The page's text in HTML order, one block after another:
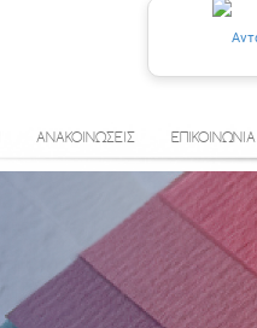
ΑΝΑΚΟΙΝΩΣΕΙΣ ΕΠΙΚΟΙΝΩΝΙΑ